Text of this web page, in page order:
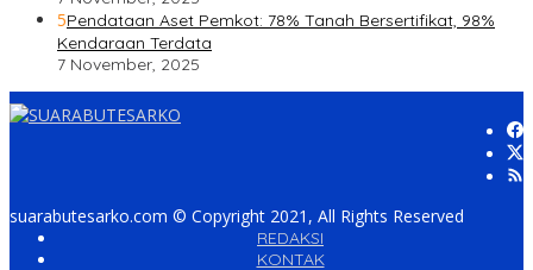
5Pendataan Aset Pemkot: 78% Tanah Bersertifikat, 98%
Kendaraan Terdata
7 November, 2025
suarabutesarko.com © Copyright 2021, All Rights Reserved
REDAKSI
KONTAK